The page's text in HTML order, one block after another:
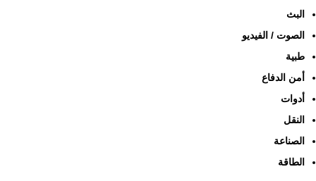
البث
الصوت / الفيديو
طبية
أمن الدفاع
أدوات
النقل
الصناعة
الطاقة